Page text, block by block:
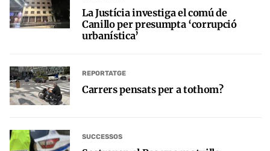
La Justícia investiga el comú de
Canillo per presumpta ‘corrupció
urbanística’
REPORTATGE
Carrers pensats per a tothom?
SUCCESSOS